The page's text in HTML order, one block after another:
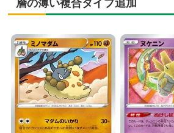
層の薄い複合タイプ追加